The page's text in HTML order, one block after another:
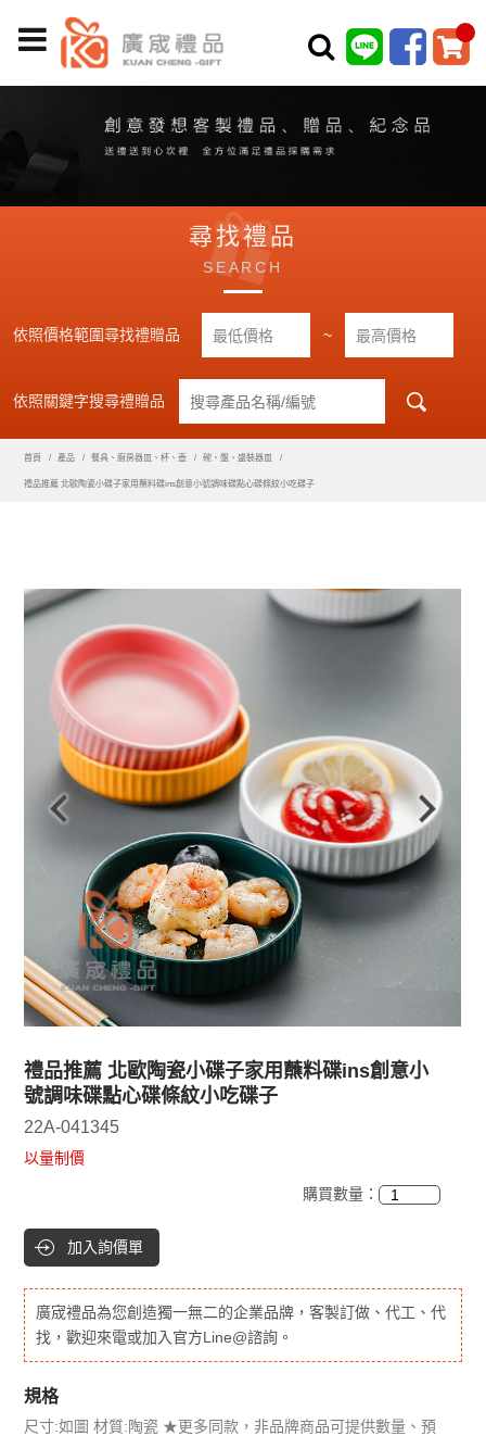
尋找禮品
SEARCH
依照價格範圍尋找禮贈品 ~
依照關鍵字搜尋禮贈品
首頁 產品 餐具、廚房器皿、杯、壺 碗、盤、盛裝器皿
禮品推薦 北歐陶瓷小碟子家用蘸料碟ins創意小號調味碟點心碟條紋小吃碟子
禮品推薦 北歐陶瓷小碟子家用蘸料碟ins創意小
號調味碟點心碟條紋小吃碟子
22A-041345
以量制價
購買數量：
加入詢價單
廣宬禮品為您創造獨一無二的企業品牌，客製訂做、代工、代
找，歡迎來電或加入官方Line@諮詢。
規格
尺寸:如圖 材質:陶瓷 ★更多同款，非品牌商品可提供數量、預